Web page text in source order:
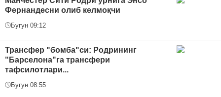
Фернандесни олиб келмоқчи
Бугун 09:12
Трансфер "бомба"си: Родрининг
"Барселона"га трансфери
тафсилотлари...
Бугун 08:55